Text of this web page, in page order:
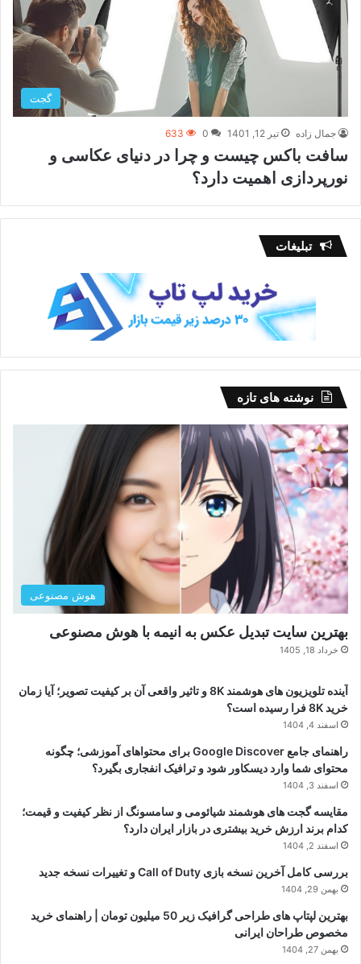
گجت
جمال زاده تیر 12, 1401 0
633
سافت باکس چیست و چرا در دنیای عکاسی و
نورپردازی اهمیت دارد؟
تبلیغات
نوشته های تازه
هوش مصنوعی
بهترین سایت تبدیل عکس به انیمه با هوش مصنوعی
خرداد 18, 1405
آینده تلویزیون های هوشمند 8K و تاثیر واقعی آن بر کیفیت تصویر؛ آیا زمان
خرید 8K فرا رسیده است؟
اسفند 4, 1404
راهنمای جامع Google Discover برای محتواهای آموزشی؛ چگونه
محتوای شما وارد دیسکاور شود و ترافیک انفجاری بگیرد؟
اسفند 3, 1404
مقایسه گجت های هوشمند شیائومی و سامسونگ از نظر کیفیت و قیمت؛
کدام برند ارزش خرید بیشتری در بازار ایران دارد؟
اسفند 2, 1404
بررسی کامل آخرین نسخه بازی Call of Duty و تغییرات نسخه جدید
بهمن 29, 1404
بهترین لپتاپ های طراحی گرافیک زیر 50 میلیون تومان | راهنمای خرید
مخصوص طراحان ایرانی
بهمن 27, 1404